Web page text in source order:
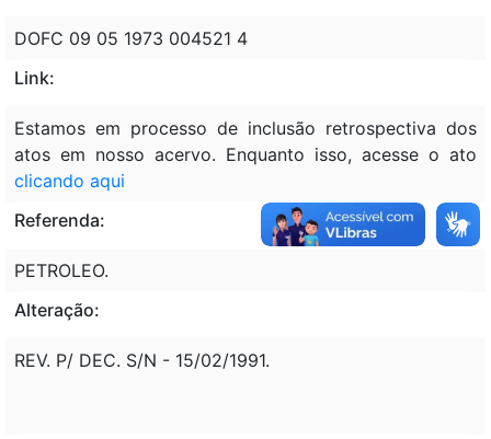
DOFC 09 05 1973 004521 4
Link:
Estamos em processo de inclusão retrospectiva dos
atos em nosso acervo. Enquanto isso, acesse o ato
clicando aqui
Referenda:
PETROLEO.
Alteração:
REV. P/ DEC. S/N - 15/02/1991.